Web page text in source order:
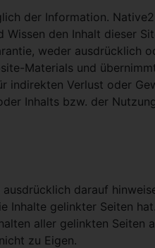
der Information.
Wissen den Inhalt dieser
weder ausdrücklich
Materials und
indirekten Verlust oder
Inhalts bzw. der
darauf
Inhalte gelinkter Seiten
aller gelinkten Seiten
zu Eigen.